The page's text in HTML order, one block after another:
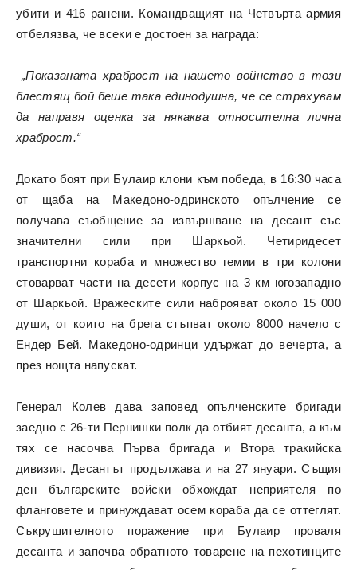
убити и 416 ранени. Командващият на Четвърта армия
отбелязва, че всеки е достоен за награда:
„Показаната храброст на нашето войнство в този
блестящ бой беше така единодушна, че се страхувам
да направя оценка за някаква относителна лична
храброст.“
Докато боят при Булаир клони към победа, в 16:30 часа
от щаба на Македоно-одринското опълчение се
получава съобщение за извършване на десант със
значителни сили при Шаркьой. Четиридесет
транспортни кораба и множество гемии в три колони
стоварват части на десети корпус на 3 км югозападно
от Шаркьой. Вражеските сили наброяват около 15 000
души, от които на брега стъпват около 8000 начело с
Ендер Бей. Македоно-одринци удържат до вечерта, а
през нощта напускат.
Генерал Колев дава заповед опълченските бригади
заедно с 26-ти Пернишки полк да отбият десанта, а към
тях се насочва Първа бригада и Втора тракийска
дивизия. Десантът продължава и на 27 януари. Същия
ден българските войски обхождат неприятеля по
фланговете и принуждават осем кораба да се оттеглят.
Съкрушителното поражение при Булаир проваля
десанта и започва обратното товарене на пехотинците